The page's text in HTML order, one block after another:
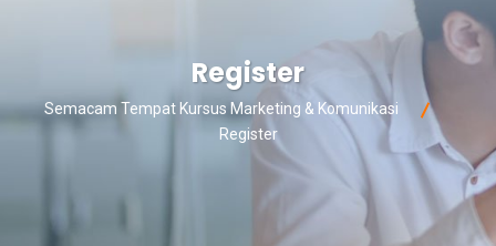
Register
Semacam Tempat Kursus Marketing & Komunikasi
Register